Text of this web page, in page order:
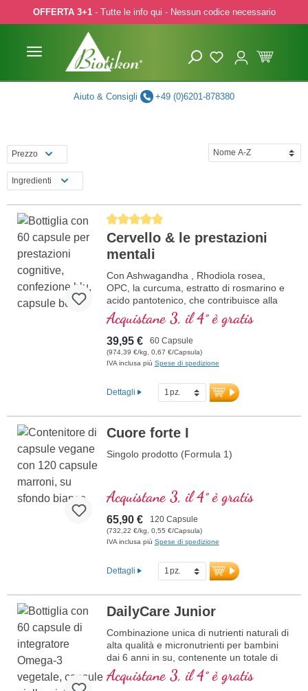
to main content
Skip to search
Skip to main navigation
OFFERTA 3+1- Tutte le info qui - Nessun codice necessario
Aiuto & Consigli +49 (0)6201-878380
Prezzo
Ingredienti
Average rating of 5 out of 5 stars
Cervello & le prestazioni
mentali
Con Ashwagandha , Rhodiola rosea,
OPC, la curcuma, estratto di rosmarino e
acido pantotenico, che contribuisce alla
normale prestazioni mentali ed è coinvolto
nella sintesi e nel metabolismo di diversi
neurotrasmettitori. Vitamine B bioattivo!
Acquistane 3, il 4° è gratis
39,95 € 60 Capsule
(974,39 €/kg, 0,67 €/Capsula)
IVA inclusa più Spese di spedizione
Dettagli
Cuore forte I
Singolo prodotto (Formula 1)
Acquistane 3, il 4° è gratis
65,90 € 120 Capsule
(732,22 €/kg, 0,55 €/Capsula)
IVA inclusa più Spese di spedizione
Dettagli
DailyCare Junior
Combinazione unica di nutrienti naturali di
alta qualità e micronutrienti per bambini
dai 6 anni in su, contenente un totale di
20 nutrienti essenziali per il vostro
bambino.
Acquistane 3, il 4° è gratis